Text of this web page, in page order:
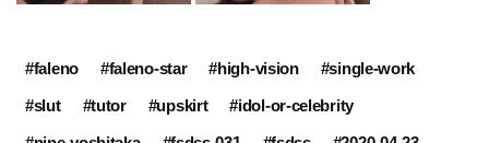
#faleno #faleno-star #high-vision
#single-work
#slut
#tutor #upskirt
#idol-or-celebrity